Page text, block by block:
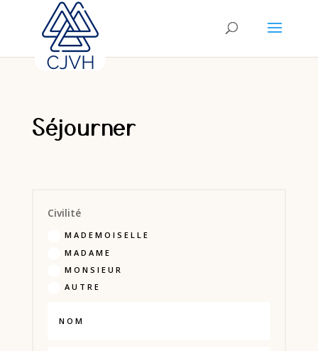
Séjourner
Civilité
MADEMOISELLE
MADAME
MONSIEUR
AUTRE